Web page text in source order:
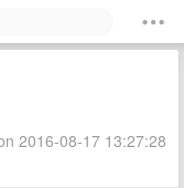
2016-08-17 13:27:28